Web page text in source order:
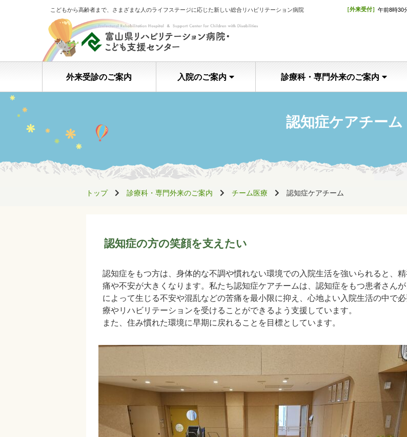
こどもから高齢者まで、さまざまな人のライフステージに応じた新しい総合リハビリテーション病院 ［外来受付］ 午前8時30
外来受診のご案内 入院のご案内 診療科・専門外来のご案内
認知症ケアチーム
トップ 診療科・専門外来のご案内 チーム医療 認知症ケアチーム
認知症の方の笑顔を支えたい
認知症をもつ方は、身体的な不調や慣れない環境での入院生活を強いられると、
痛や不安が大きくなります。私たち認知症ケアチームは、認知症をもつ患者さん
によって生じる不安や混乱などの苦痛を最小限に抑え、心地よい入院生活の中で
療やリハビリテーションを受けることができるよう支援しています。
また、住み慣れた環境に早期に戻れることを目標としています。